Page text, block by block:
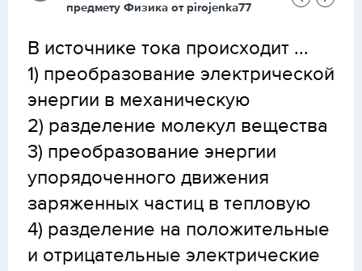
предмету Физика от pirojenka77
В источнике тока происходит ...
1) преобразование электрической
энергии в механическую
2) разделение молекул вещества
3) преобразование энергии
упорядоченного движения
заряженных частиц в тепловую
4) разделение на положительные
и отрицательные электрические